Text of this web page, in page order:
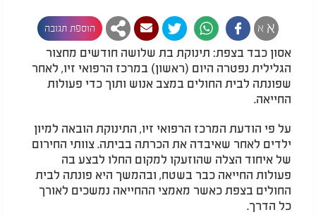
א א הוספת תגובה
אסון כבד בצפת: תינוקת בת שלושה חודשים מחצור
הגלילית נפטרה היום (ראשון) במרכז הרפואי זיו, לאחר
שפונתה לבית החולים במצב אנוש ותוך כדי פעולות
החייאה.
על פי הודעת המרכז הרפואי זיו, התינוקת הובאה למיון
ילדים לאחר שאיבדה את הכרתה בביתה. צוותי החירום
של איחוד הצלה שהוזעקו למקום החלו לבצע בה
פעולות החייאה כבר בשטח, ובהמשך היא פונתה לבית
החולים בצפת כאשר מאמצי ההחייאה נמשכים לאורך
כל הדרך.